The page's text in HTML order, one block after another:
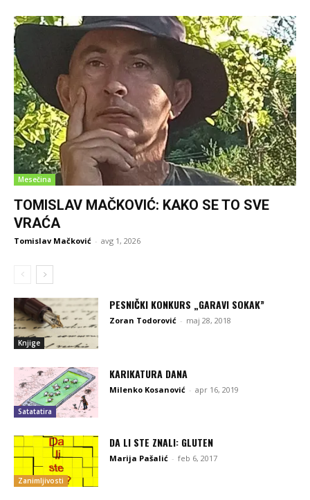
Mesečina
TOMISLAV MAČKOVIĆ: KAKO SE TO SVE
VRAĆA
Tomislav Mačković - avg 1, 2026
Knjige
PESNIČKI KONKURS „GARAVI SOKAK”
Zoran Todorović - maj 28, 2018
Satatatira
KARIKATURA DANA
Milenko Kosanović - apr 16, 2019
Zanimljivosti
DA LI STE ZNALI: GLUTEN
Marija Pašalić - feb 6, 2017